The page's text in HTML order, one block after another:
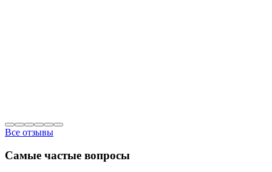
Все отзывы
Самые частые вопросы